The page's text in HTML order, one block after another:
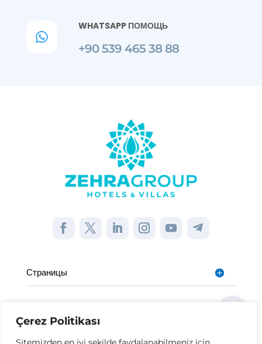
Çerez Politikası

WHATSAPP ПОМОЩЬ
+90 539 465 38 88
Страницы